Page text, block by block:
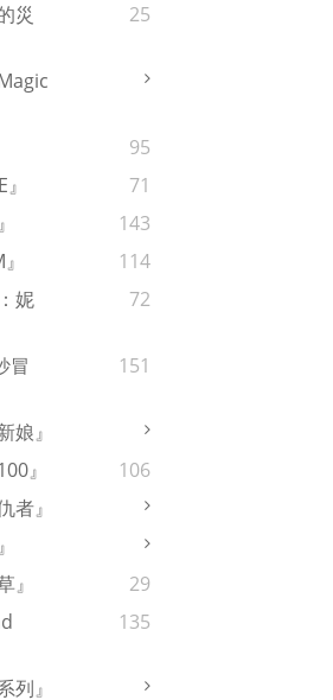
災
25
95
71
143
114
妮
72
冒
151
娘』
』
106
者』
』
29
135
列』